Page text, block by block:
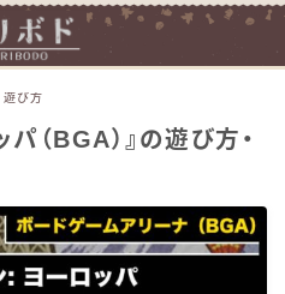
遊び方
（BGA）』の遊び方・